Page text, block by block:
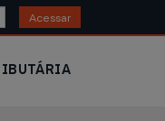
Acessar